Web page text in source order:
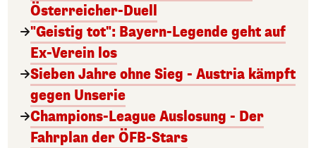
Österreicher-Duell
"Geistig tot": Bayern-Legende geht auf
Ex-Verein los
Sieben Jahre ohne Sieg - Austria kämpft
gegen Unserie
Champions-League Auslosung - Der
Fahrplan der ÖFB-Stars